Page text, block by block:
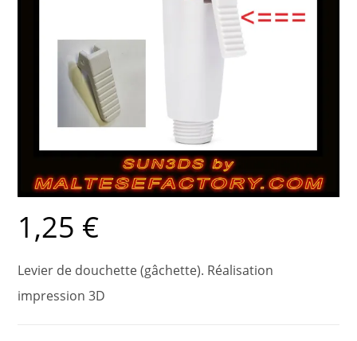
1,25 €
Levier de douchette (gâchette). Réalisation
impression 3D